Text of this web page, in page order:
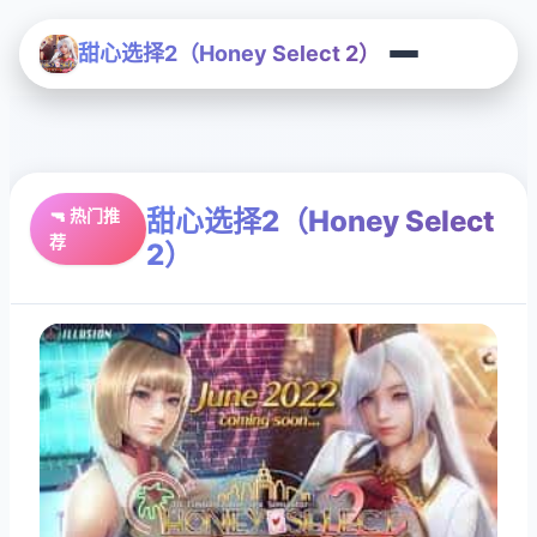
甜心选择2（Honey Select 2）
🔫 热门推
荐
甜心选择2（Honey Select
2）